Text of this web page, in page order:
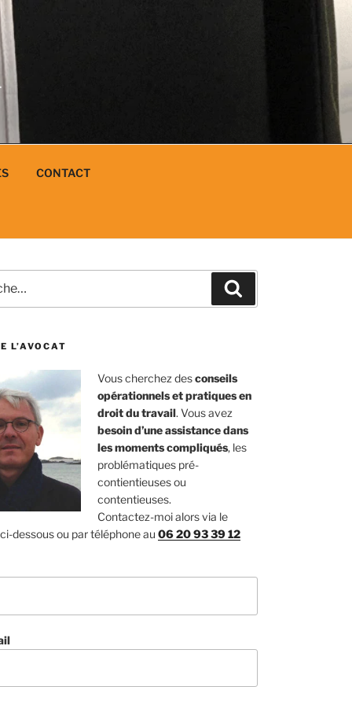
CONTACT
L’AVOCAT
Vous cherchez desconseils
opérationnels et pratiques en
droit du travail. Vous avez
besoin d’une assistance dans
les moments compliqués, les
problématiques pré-
contientieuses ou
contentieuses.
Contactez-moi alors via le
dessous ou par téléphone au 06 20 93 39 12